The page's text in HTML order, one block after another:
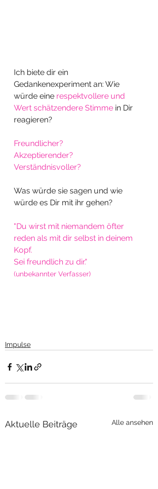
Ich biete dir ein
Gedankenexperiment an: Wie
würde eine respektvollere und
Wert schätzendere Stimme in Dir
reagieren?
Freundlicher?
Akzeptierender?
Verständnisvoller?
Was würde sie sagen und wie
würde es Dir mit ihr gehen?
"Du wirst mit niemandem öfter
reden als mit dir selbst in deinem
Kopf.
Sei freundlich zu dir."
(unbekannter Verfasser)
Impulse
Aktuelle Beiträge Alle ansehen